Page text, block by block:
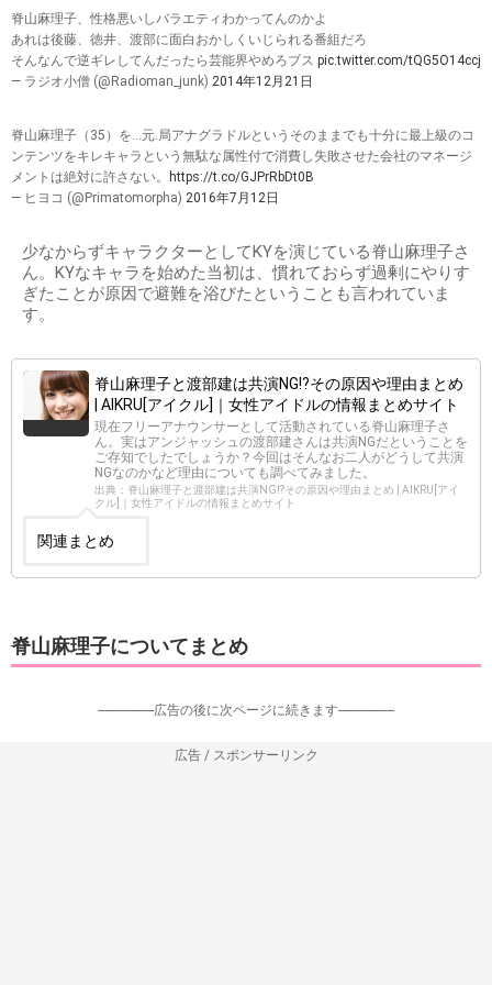
脊山麻理子、性格悪いしバラエティわかってんのかよ
あれは後藤、徳井、渡部に面白おかしくいじられる番組だろ
そんなんで逆ギレしてんだったら芸能界やめろブス pic.twitter.com/tQG5O14ccj
— ラジオ小僧 (@Radioman_junk) 2014年12月21日
脊山麻理子（35）を…元.局アナグラドルというそのままでも十分に最上級のコ
ンテンツをキレキャラという無駄な属性付で消費し失敗させた会社のマネージ
メントは絶対に許さない。
https://t.co/GJPrRbDt0B
— ヒヨコ (@Primatomorpha) 2016年7月12日
少なからずキャラクターとしてKYを演じている脊山麻理子さ
ん。KYなキャラを始めた当初は、慣れておらず過剰にやりす
ぎたことが原因で避難を浴びたということも言われていま
す。
脊山麻理子と渡部建は共演NG⁉︎その原因や理由まとめ
| AIKRU[アイクル]｜女性アイドルの情報まとめサイト
現在フリーアナウンサーとして活動されている脊山麻理子さ
ん。実はアンジャッシュの渡部建さんは共演NGだということを
ご存知でしたでしょうか？今回はそんなお二人がどうして共演
NGなのかなど理由についても調べてみました。
出典：脊山麻理子と渡部建は共演NG⁉︎その原因や理由まとめ | AIKRU[アイ
クル]｜女性アイドルの情報まとめサイト
関連まとめ
脊山麻理子についてまとめ
-----------------広告の後に次ページに続きます-----------------
広告 / スポンサーリンク